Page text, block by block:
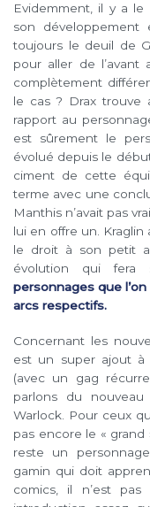
Evidemment, il y a
son
toujours le deuil de
pour aller de l’avant
complètement
le cas ? Drax trouve
rapport au
est sûrement le
évolué depuis le
ciment de cette
terme avec une
Manthis n’avait pas
lui en offre un.
le droit à son petit
évolution qui fera
personnages que
arcs respectifs.
Concernant les
est un super ajout à
(avec un gag
parlons du
Warlock. Pour ceux
pas encore le «
reste un
gamin qui doit
comics, il n’est pas